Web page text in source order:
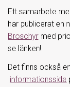
Ett samarbete
har publicerat en
Broschyr med
se länken!
Det finns också en
informationssida